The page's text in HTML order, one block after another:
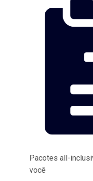
Pacotes all-
você